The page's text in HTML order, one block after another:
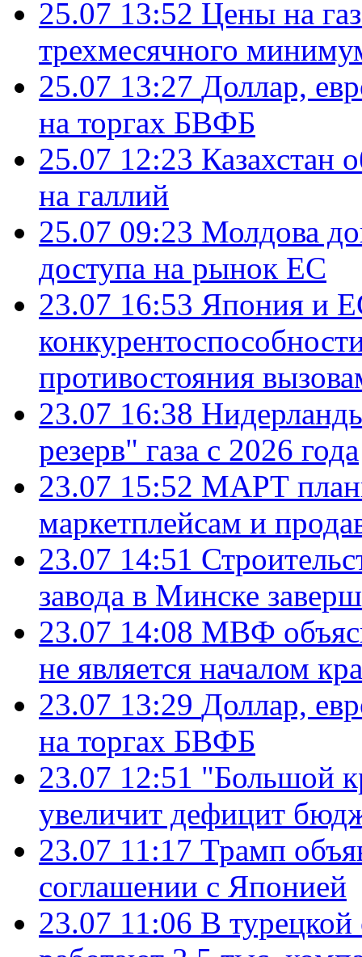
25.07 13:52 Цены на
трехмесячного
25.07 13:27 Доллар,
на торгах БВФБ
25.07 12:23 Казахстан
на галлий
25.07 09:23 Молдова
доступа на рынок ЕС
23.07 16:53 Япония и
противостояния
23.07 16:38
резерв" газа с 2026 года
23.07 15:52 МАРТ
маркетплейсам и
23.07 14:51
завода в Минске
23.07 14:08 МВФ
не является началом
23.07 13:29 Доллар,
на торгах БВФБ
23.07 12:51 "Большой
увеличит дефицит
23.07 11:17 Трамп
соглашении с Японией
23.07 11:06 В